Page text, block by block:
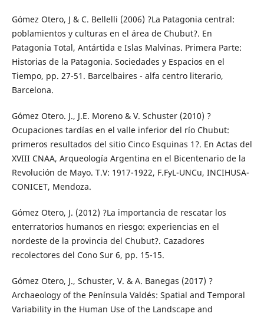
Gómez Otero, J & C. Bellelli (2006) ?La Patagonia central:
poblamientos y culturas en el área de Chubut?. En
Patagonia Total, Antártida e Islas Malvinas. Primera Parte:
Historias de la Patagonia. Sociedades y Espacios en el
Tiempo, pp. 27-51. Barcelbaires - alfa centro literario,
Barcelona.
Gómez Otero. J., J.E. Moreno & V. Schuster (2010) ?
Ocupaciones tardías en el valle inferior del río Chubut:
primeros resultados del sitio Cinco Esquinas 1?. En Actas del
XVIII CNAA, Arqueología Argentina en el Bicentenario de la
Revolución de Mayo. T.V: 1917-1922, F.FyL-UNCu, INCIHUSA-
CONICET, Mendoza.
Gómez Otero, J. (2012) ?La importancia de rescatar los
enterratorios humanos en riesgo: experiencias en el
nordeste de la provincia del Chubut?. Cazadores
recolectores del Cono Sur 6, pp. 15-15.
Gómez Otero, J., Schuster, V. & A. Banegas (2017) ?
Archaeology of the Península Valdés: Spatial and Temporal
Variability in the Human Use of the Landscape and